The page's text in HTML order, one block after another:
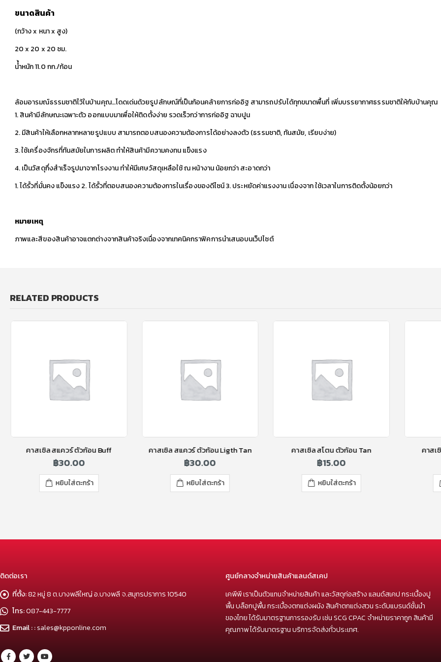
ขนาดสินค้า
(กว้าง x หนา x สูง)
20 x 20 x 20 ซม.
นํ้ำหนัก 11.0 กก./ก้อน
ล้อมอารมณ์ธรรมชาติไว้ในบ้านคุณ…โดดเด่นด้วยรูปลักษณ์ที่เป็นก้อนคล้ายการก่ออิฐ สามารถปรับได้ทุกขนาดพื้นที่ เพิ่มบรรยากาศธรรมชาติให้กับบ้านคุณ
1. สินค้ามีลักษณะเฉพาะตัว ออกแบบมาเพื่อให้ติดตั้งง่าย รวดเร็วกว่าการก่ออิฐ ฉาบปูน
2. มีสินค้าให้เลือกหลากหลายรูปแบบ สามารถตอบสนองความต้องการได้อย่างลงตัว (ธรรมชาติ, ทันสมัย, เรียบง่าย)
3. ใช้เครื่องจักรที่ทันสมัยในการผลิต ทำให้สินค้ามีความคงทน แข็งแรง
4. เป็นวัสดุกึ่งสำเร็จรูปมาจากโรงงาน ทำให้มีเศษวัสดุเหลือใช้ ณ หน้างาน น้อยกว่า สะอาดกว่า
1. ได้รั้วที่มั่นคง แข็งแรง 2. ได้รั้วที่ตอบสนองความต้องการในเรื่องของดีไซน์ 3. ประหยัดค่าแรงงาน เนื่องจาก ใช้เวลาในการติดตั้งน้อยกว่า
หมายเหตุ
ภาพและสีของสินค้าอาจแตกต่างจากสินค้าจริงเนื่องจากเทคนิคกราฟิคการนำเสนอบนเว็ปไซต์
RELATED PRODUCTS
คาสเซิล สแควร์ ตัวก้อน Buff
฿30.00
หยิบใส่ตะกร้า
คาสเซิล สแควร์ ตัวก้อน Ligth Tan
฿30.00
หยิบใส่ตะกร้า
คาสเซิล สโตน ตัวก้อน Tan
฿15.00
หยิบใส่ตะกร้า
คาสเ
ติดต่อเรา
ที่ตั้ง:82 หมู่ 8 ต.บางพลีใหญ่ อ.บางพลี จ.สมุทรปราการ 10540
โทร:087-443-7777
Email : :sales@kpponline.com
ศูนย์กลางจำหน่ายสินค้าแลนด์สเคป
เคพีพี เราเป็นตัวแทนจำหน่ายสินค้า และวัสดุก่อสร้าง แลนด์สเคป กระเบื้องปู
พื้น บล็อกปูพื้น กระเบื้องตกแต่งผนัง สินค้าตกแต่งสวน ระดับแบรนด์ชั้นนำ
ของไทย ได้รับมาตรฐานการรองรับ เช่น SCG CPAC จำหน่ายราคาถูก สินค้ามี
คุณภาพ ได้รับมาตรฐาน บริการจัดส่งทั่วประเทศ.